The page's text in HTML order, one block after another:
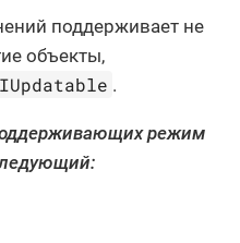
поддерживает не
объекты,
IUpdatable .
режим